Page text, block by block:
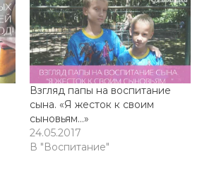
Взгляд папы на воспитание
сына. «Я жесток к своим
сыновьям…»
24.05.2017
В "Воспитание"